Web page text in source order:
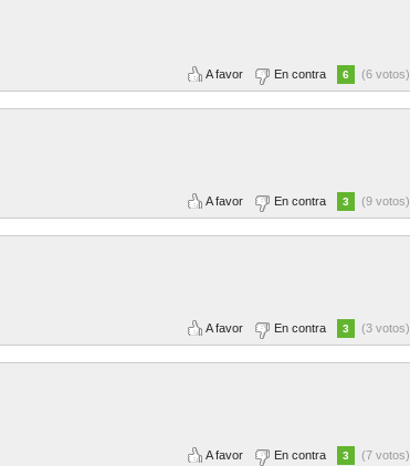
A favor En contra 6 (6 votos)
A favor En contra 3 (9 votos)
A favor En contra 3 (3 votos)
A favor En contra 3 (7 votos)